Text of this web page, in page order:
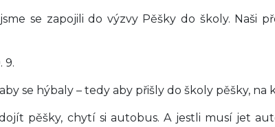
se zapojili do výzvy Pěšky do školy. Naši
9.
se hýbaly – tedy aby přišly do školy pěšky, na
pěšky, chytí si autobus. A jestli musí jet